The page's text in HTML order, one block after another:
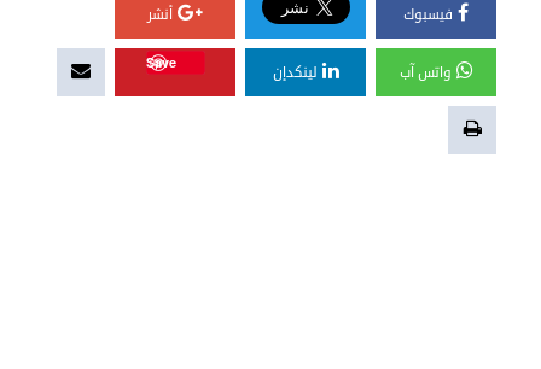
فيسبوك أنشر
واتس آب لينكدإن
Save